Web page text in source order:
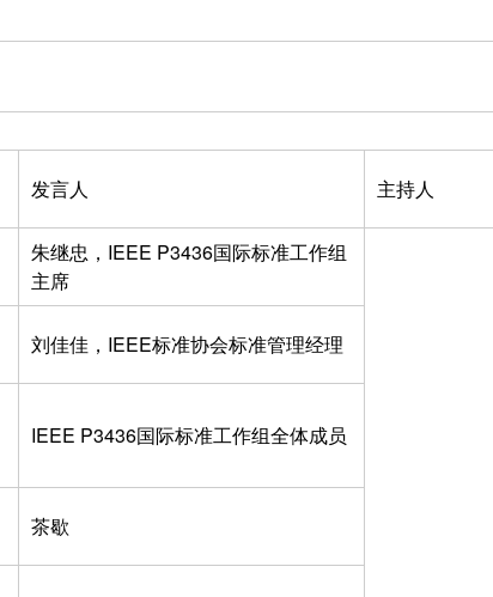
发言人 主持人
朱继忠，IEEE P3436国际标准工作组
主席
刘佳佳，IEEE标准协会标准管理经理
IEEE P3436国际标准工作组全体成员
茶歇